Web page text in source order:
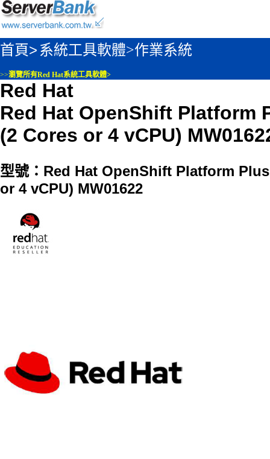
首頁> 系統工具軟體>作業系統
>>瀏覽所有Red Hat系統工具軟體>
Red Hat
Red Hat OpenShift Platform
(2 Cores or 4 vCPU)
型號：Red Hat OpenShift Platform
or 4 vCPU) MW01622